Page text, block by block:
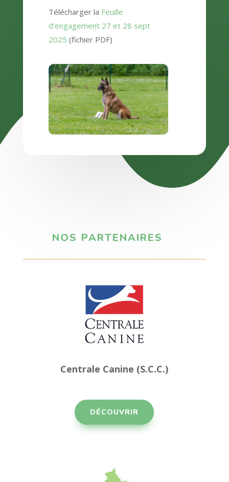
Télécharger la Feuille
d’engagement 27 et 28 sept
2025 (fichier PDF)
NOS PARTENAIRES
Centrale Canine (S.C.C.)
DÉCOUVRIR